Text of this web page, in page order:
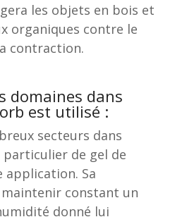
les objets en bois et
organiques contre le
contraction.
domaines dans
est utilisé :
secteurs dans
particulier de gel de
application. Sa
constant un
donné lui